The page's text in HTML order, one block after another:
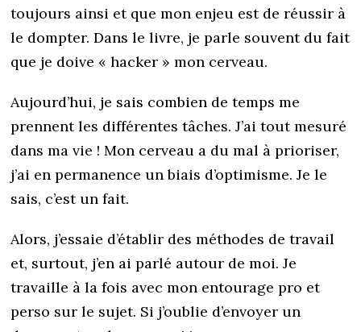
toujours ainsi et que mon enjeu est de réussir à
le dompter. Dans le livre, je parle souvent du fait
que je doive « hacker » mon cerveau.
Aujourd’hui, je sais combien de temps me
prennent les différentes tâches. J’ai tout mesuré
dans ma vie ! Mon cerveau a du mal à prioriser,
j’ai en permanence un biais d’optimisme. Je le
sais, c’est un fait.
Alors, j’essaie d’établir des méthodes de travail
et, surtout, j’en ai parlé autour de moi. Je
travaille à la fois avec mon entourage pro et
perso sur le sujet. Si j’oublie d’envoyer un